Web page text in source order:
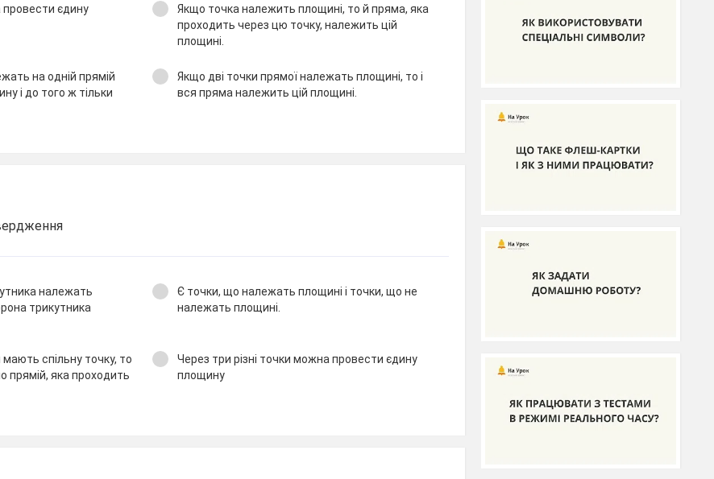
єдину
Якщо точка належить площині, то й пряма, яка
проходить через цю точку, належить цій
площині.
на одній прямій
і до того ж тільки
Якщо дві точки прямої належать площині, то і
вся пряма належить цій площині.
належать
трикутника
Є точки, що належать площині і точки, що не
належать площині.
спільну точку, то
прямій, яка проходить
Через три різні точки можна провести єдину
площину